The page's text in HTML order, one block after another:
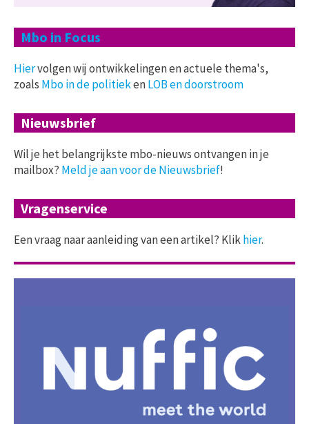
Mbo in Focus
Hiervolgen wij ontwikkelingen en actuele thema's,
zoals Mbo in de politiekenLOB en doorstroom
Nieuwsbrief
Wil je het belangrijkste mbo-nieuws ontvangen in je
mailbox? Meld je aan voor de Nieuwsbrief!
Vragenservice
Een vraag naar aanleiding van een artikel? Klikhier.